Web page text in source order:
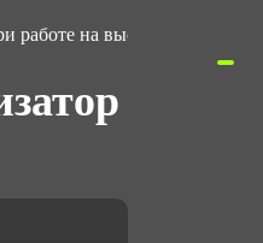
работе на высоте